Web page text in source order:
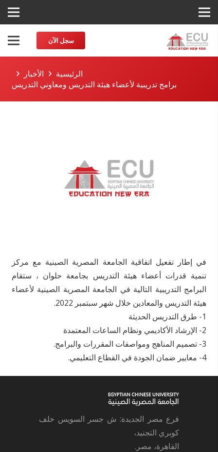
سجل الآن
الرئيسية
الأخبار
برامج تدريبية لأعضاء هيئة التدريس ومعاوني التدريس
في إطار تفعيل اتفاقية الجامعة المصرية الصينية مع مركز
تنمية قدرات أعضاء هيئة التدريس بجامعة حلوان ، ستقام
البرامج التدريبية التالية في الجامعة المصرية الصينية لأعضاء
هيئة التدريس والمعادين خلال شهر سبتمبر 2022.
1- طرق التدريس الحديثة
2- الإرشاد الأكاديمي ونظام الساعات المعتمدة
3- تصميم المناهج ومواصفات المقررات والبرامج.
4- معايير ضمان الجودة في القطاع التعليمي.
فرع مصر الجديدة: ش جسر السويس خلف
كوبري التجنيد،
القاهرة، مصر.